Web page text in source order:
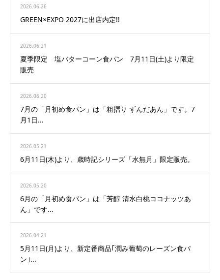
2026.06.26
GREEN×EXPO 2027に出店内定!!
2026.06.21
夏季限定 塩バターコーン食パン 7月11日(土)より限定
販売
2026.06.20
7月の「月初め食パン」は「粗摺り ずんだあん」です。7
月1日...
2026.05.21
6月11日(木)より、歳時記シリーズ「水無月」限定販売。
2026.05.20
6月の「月初め食パン」は「芳醇 清水白桃ココナッツあ
ん」です...
2026.04.21
5月11日(月)より、新定番商品｢潤み葡萄のレーズン食パ
ン｣...